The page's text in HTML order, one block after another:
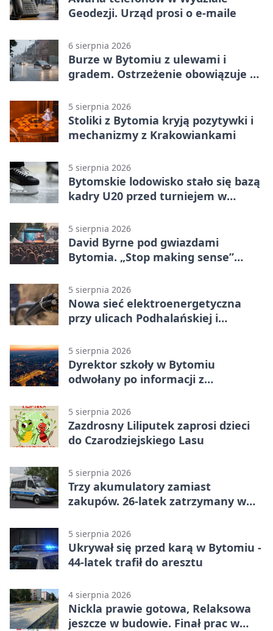
Geodezji. Urząd prosi o e-maile
6 sierpnia 2026
Burze w Bytomiu z ulewami i
gradem. Ostrzeżenie obowiązuje do
5 sierpnia 2026
Stoliki z Bytomia kryją pozytywki i
mechanizmy z Krakowiankami
5 sierpnia 2026
Bytomskie lodowisko stało się bazą
kadry U20 przed turniejem w
5 sierpnia 2026
David Byrne pod gwiazdami
Bytomia. „Stop making sense”
5 sierpnia 2026
Nowa sieć elektroenergetyczna
przy ulicach Podhalańskiej i
5 sierpnia 2026
Dyrektor szkoły w Bytomiu
odwołany po informacji z
5 sierpnia 2026
Zazdrosny Liliputek zaprosi dzieci
do Czarodziejskiego Lasu
5 sierpnia 2026
Trzy akumulatory zamiast
zakupów. 26-latek zatrzymany w
5 sierpnia 2026
Ukrywał się przed karą w Bytomiu -
44-latek trafił do aresztu
4 sierpnia 2026
Nickla prawie gotowa, Relaksowa
jeszcze w budowie. Finał prac w